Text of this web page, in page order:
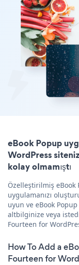
eBook Popup
WordPress
kolay olmamıştı
Özelleştirilmiş eBook
uygulamanızı
uyun ve eBook
altbilginize veya
Fourteen for
How To Add a
Fourteen for